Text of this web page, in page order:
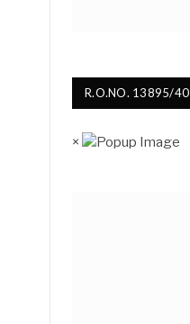
R.O.NO. 13895/40
×